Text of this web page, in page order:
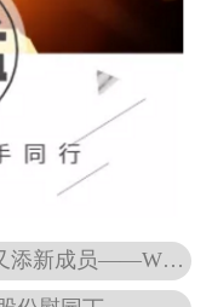
上一条： 威猛股份复频筛家族又添新成员——WFPS-XO